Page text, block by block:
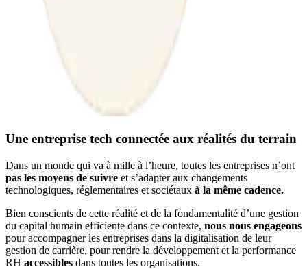
Une entreprise tech connectée aux réalités du terrain
Dans un monde qui va à mille à l’heure, toutes les entreprises n’ont
pas les moyens de suivre et s’adapter aux changements
technologiques, réglementaires et sociétaux à la même cadence.
Bien conscients de cette réalité et de la fondamentalité d’une gestion
du capital humain efficiente dans ce contexte, nous nous engageons
pour accompagner les entreprises dans la digitalisation de leur
gestion de carrière, pour rendre la développement et la performance
RH accessibles dans toutes les organisations.